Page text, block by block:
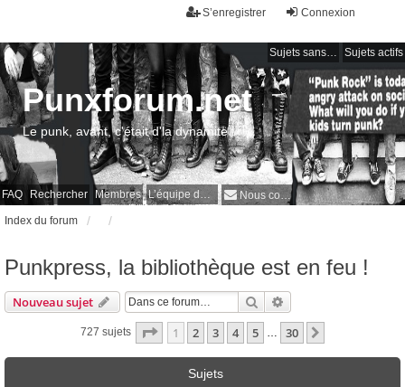
Connexion
S’enregistrer
Sujets sans réponse Sujets actifs
FAQ Rechercher Membres L’équipe du forum Nous contacter
Punxforum.net
Le punk, avant, c'était d'la dynamite !
Index du forum
Punkpress, la bibliothèque est en feu !
Nouveau sujet Rechercher
727 sujets Page 1sur30
1 2 3 4 5 … 30
Sujets